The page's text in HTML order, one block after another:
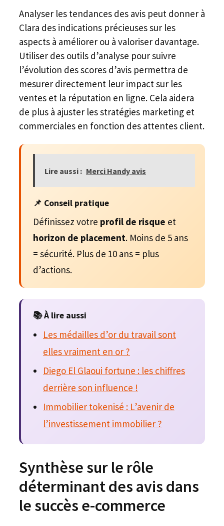
Analyser les tendances des avis peut donner à
Clara des indications précieuses sur les
aspects à améliorer ou à valoriser davantage.
Utiliser des outils d’analyse pour suivre
l’évolution des scores d’avis permettra de
mesurer directement leur impact sur les
ventes et la réputation en ligne. Cela aidera
de plus à ajuster les stratégies marketing et
commerciales en fonction des attentes client.
Lire aussi : Merci Handy avis
📌 Conseil pratique
Définissez votre profil de risque et
horizon de placement. Moins de 5 ans
= sécurité. Plus de 10 ans = plus
d’actions.
📚 À lire aussi
Les médailles d’or du travail sont
elles vraiment en or ?
Diego El Glaoui fortune : les chiffres
derrière son influence !
Immobilier tokenisé : L’avenir de
l’investissement immobilier ?
Synthèse sur le rôle
déterminant des avis dans
le succès e-commerce